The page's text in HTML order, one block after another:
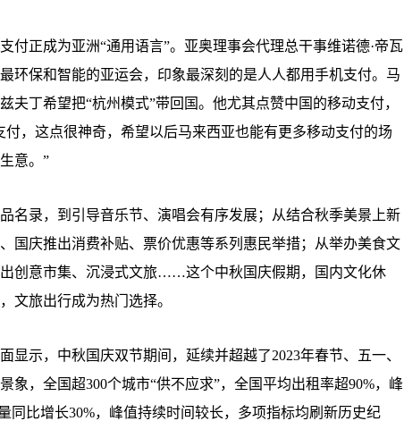
正成为亚洲“通用语言”。亚奥理事会代理总干事维诺德·帝瓦
环保和智能的亚运会，印象最深刻的是人人都用手机支付。马
夫丁希望把“杭州模式”带回国。他尤其点赞中国的移动支付，
付，这点很神奇，希望以后马来西亚也能有更多移动支付的场
意。”
录，到引导音乐节、演唱会有序发展；从结合秋季美景上新
国庆推出消费补贴、票价优惠等系列惠民举措；从举办美食文
创意市集、沉浸式文旅……这个中秋国庆假期，国内文化休
文旅出行成为热门选择。
示，中秋国庆双节期间，延续并超越了2023年春节、五一、
象，全国超300个城市“供不应求”，全国平均出租率超90%，峰
同比增长30%，峰值持续时间较长，多项指标均刷新历史纪